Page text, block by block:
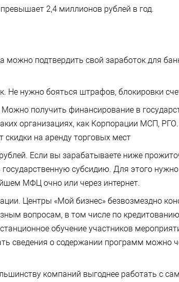
2,4 миллионов рублей в год.
можно подтвердить свой заработок для
Не нужно бояться штрафов, блокировки
получить финансирование в
организациях, как Корпорации МСП,
скидки на аренду торговых мест
Если вы зарабатываете ниже
субсидию. Для этого
МФЦ очно или через интернет.
Центры «Мой бизнес» безвозмездно
вопросам, в том числе по
обучение участников
сведения о содержании программ можно
компаний выгоднее работать с